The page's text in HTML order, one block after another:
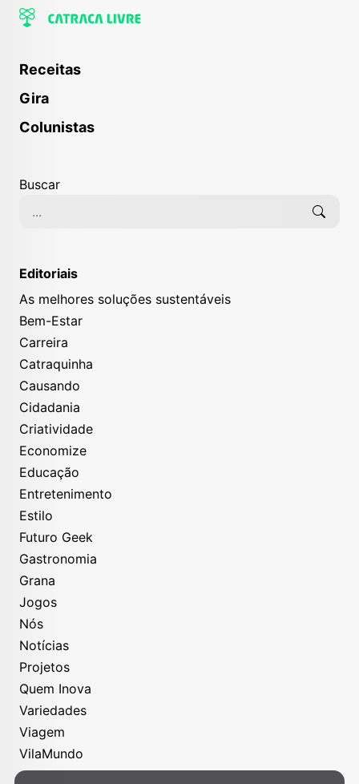
Receitas
Gira
Colunistas
Buscar
Editoriais
As melhores soluções sustentáveis
Bem-Estar
Carreira
Catraquinha
Causando
Cidadania
Criatividade
Economize
Educação
Entretenimento
Estilo
Futuro Geek
Gastronomia
Grana
Jogos
Nós
Notícias
Projetos
Quem Inova
Variedades
Viagem
VilaMundo